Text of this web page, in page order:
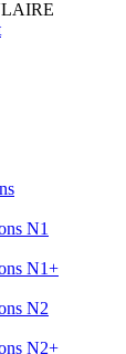
N1
N1+
N2
N2+